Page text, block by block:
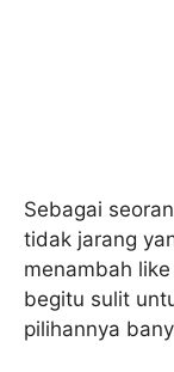
Sebagai
tidak jarang
menambah
begitu sulit
pilihannya